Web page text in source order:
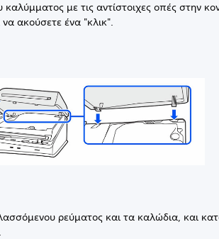
με τις αντίστοιχες οπές στην
ακούσετε ένα "κλικ".
ρεύματος και τα καλώδια, και